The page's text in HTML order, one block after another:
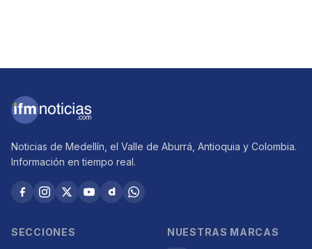
Noticias de Medellín, el Valle de Aburrá, Antioquia y Colombia.
Información en tiempo real.
SECCIONES NUESTRAS MARCAS